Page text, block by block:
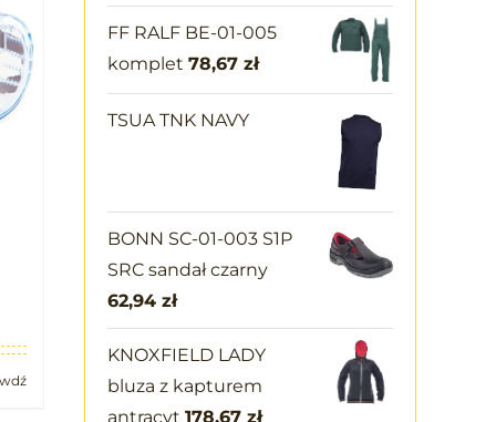
FF RALF BE-01-005
komplet 78,67 zł
TSUA TNK NAVY
BONN SC-01-003 S1P
SRC sandał czarny
62,94 zł
KNOXFIELD LADY
bluza z kapturem
antracyt 178,67 zł